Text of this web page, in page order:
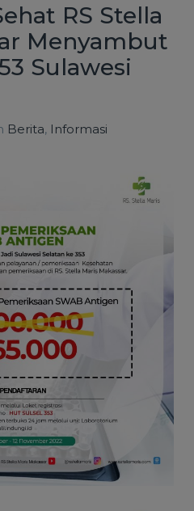
RS Stella
Menyambut
Sulawesi
Berita, Informasi